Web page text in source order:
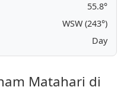
55.8°
WSW (243°)
Day
Matahari di